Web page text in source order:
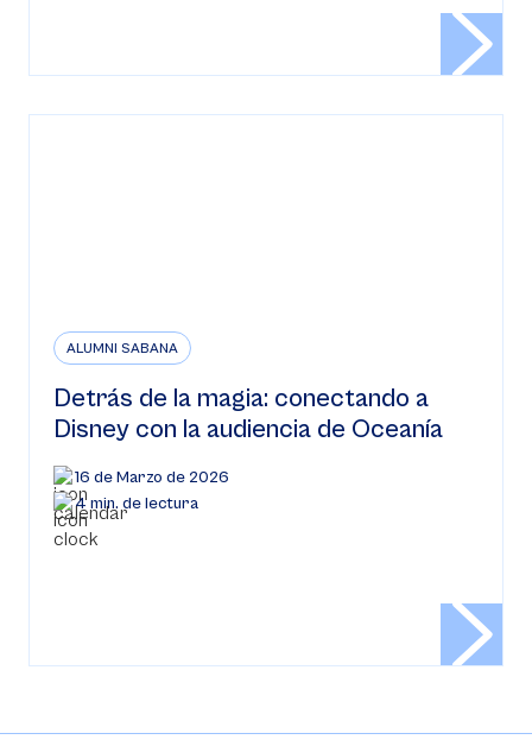
ALUMNI SABANA
Detrás de la magia: conectando a
Disney con la audiencia de Oceanía
16 de Marzo de 2026
4 min. de lectura